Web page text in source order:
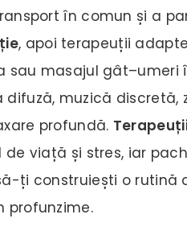
în comun și a
, apoi terapeuții
sau masajul
muzică discretă,
profundă.
viață și stres, iar
ți construiești o rutină
profunzime.